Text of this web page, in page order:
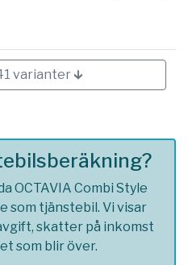
varianter 🡳
OCTAVIA Combi Style
som tjänstebil. Vi visar
skatter på inkomst
som blir över.